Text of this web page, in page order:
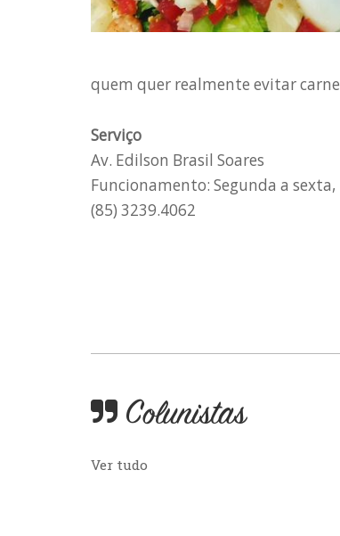
quem quer realmente evitar
Serviço
Av. Edilson Brasil Soares
Funcionamento: Segunda a
(85) 3239.4062
Colunistas
Ver tudo